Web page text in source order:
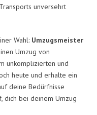
unversehrt
Wahl: Umzugsmeister
Umzug von
unkomplizierten und
heute und erhalte ein
deine Bedürfnisse
dich bei deinem Umzug